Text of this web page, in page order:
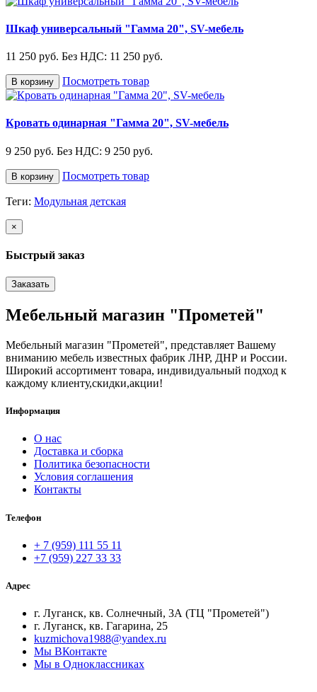
Шкаф универсальный "Гамма 20", SV-мебель
11 250 руб. Без НДС: 11 250 руб.
В корзину Посмотреть товар
Кровать одинарная "Гамма 20", SV-мебель
9 250 руб. Без НДС: 9 250 руб.
В корзину Посмотреть товар
Теги: Модульная детская
×
Быстрый заказ
Заказать
Мебельный магазин "Прометей"
Мебельный магазин "Прометей", представляет Вашему
вниманию мебель известных фабрик ЛНР, ДНР и России.
Широкий ассортимент товара, индивидуальный подход к
каждому клиенту,скидки,акции!
Информация
О нас
Доставка и сборка
Политика безопасности
Условия соглашения
Контакты
Телефон
+ 7 (959) 111 55 11
+7 (959) 227 33 33
Адрес
г. Луганск, кв. Солнечный, 3А (ТЦ "Прометей")
г. Луганск, кв. Гагарина, 25
kuzmichova1988@yandex.ru
Мы ВКонтакте
Мы в Одноклассниках